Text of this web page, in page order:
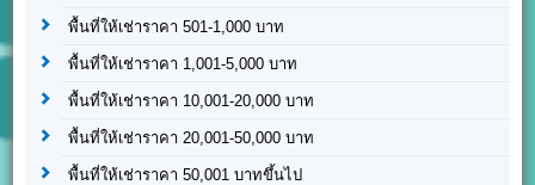
พื้นที่ให้เช่าราคา 501-1,000 บาท
พื้นที่ให้เช่าราคา 1,001-5,000 บาท
พื้นที่ให้เช่าราคา 10,001-20,000 บาท
พื้นที่ให้เช่าราคา 20,001-50,000 บาท
พื้นที่ให้เช่าราคา 50,001 บาทขึ้นไป